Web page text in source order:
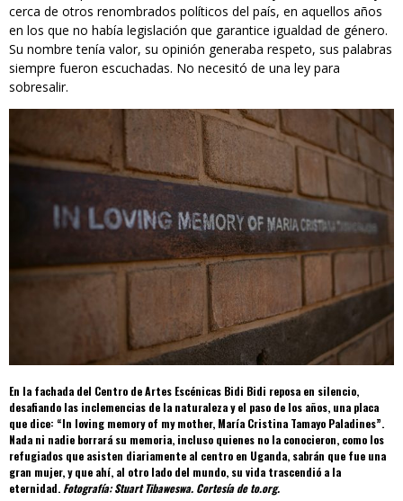
cerca de otros renombrados políticos del país, en aquellos años
en los que no había legislación que garantice igualdad de género.
Su nombre tenía valor, su opinión generaba respeto, sus palabras
siempre fueron escuchadas. No necesitó de una ley para
sobresalir.
En la fachada del Centro de Artes Escénicas Bidi Bidi reposa en silencio,
desafiando las inclemencias de la naturaleza y el paso de los años, una placa
que dice: “In loving memory of my mother, María Cristina Tamayo Paladines”.
Nada ni nadie borrará su memoria, incluso quienes no la conocieron, como los
refugiados que asisten diariamente al centro en Uganda, sabrán que fue una
gran mujer, y que ahí, al otro lado del mundo, su vida trascendió a la
eternidad. Fotografía: Stuart Tibaweswa. Cortesía de to.org.